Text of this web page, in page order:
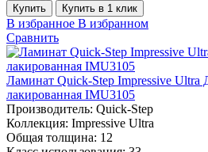
Купить Купить в 1 клик
В избранное В избранном
Сравнить
Ламинат Quick-Step Impressive Ultra
лакированная IMU3105
Производитель: Quick-Step
Коллекция: Impressive Ultra
Общая толщина: 12